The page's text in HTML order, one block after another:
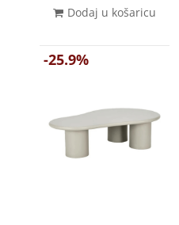
Dodaj u košaricu
-25.9%